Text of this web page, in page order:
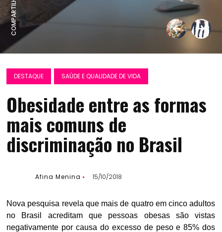
COMPARTILHE:
DESTAQUE SAÚDE E QUALIDADE DE VIDA
Obesidade entre as formas
mais comuns de
discriminação no Brasil
Afina Menina 15/10/2018
Nova pesquisa revela que mais de quatro em cinco adultos
no Brasil acreditam que pessoas obesas são vistas
negativamente por causa do excesso de peso e 85% dos